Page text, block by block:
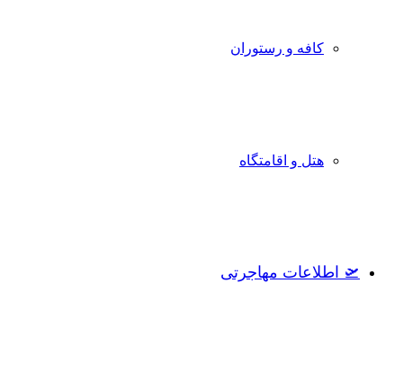
کافه و رستوران
هتل و اقامتگاه
🛫 اطلاعات مهاجرتی